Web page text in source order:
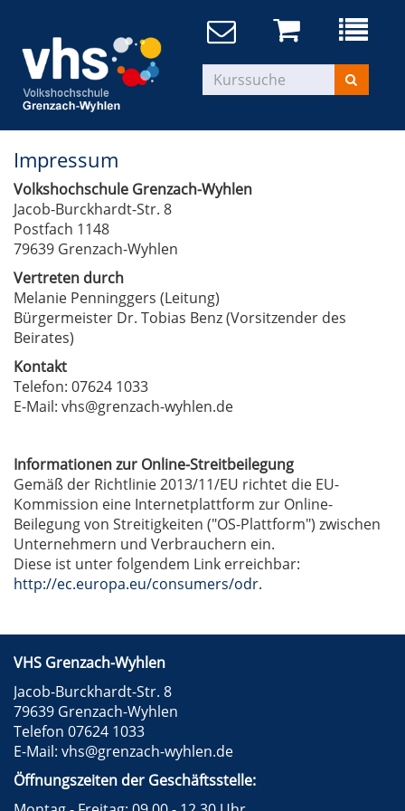
Impressum
Volkshochschule Grenzach-Wyhlen
Jacob-Burckhardt-Str. 8
Postfach 1148
79639 Grenzach-Wyhlen
Vertreten durch
Melanie Penninggers (Leitung)
Bürgermeister Dr. Tobias Benz (Vorsitzender des
Beirates)
Kontakt
Telefon: 07624 1033
E-Mail: vhs@grenzach-wyhlen.de
Informationen zur Online-Streitbeilegung
Gemäß der Richtlinie 2013/11/EU richtet die EU-
Kommission eine Internetplattform zur Online-
Beilegung von Streitigkeiten ("OS-Plattform") zwischen
Unternehmern und Verbrauchern ein.
Diese ist unter folgendem Link erreichbar:
http://ec.europa.eu/consumers/odr.
VHS Grenzach-Wyhlen
Jacob-Burckhardt-Str. 8
79639 Grenzach-Wyhlen
Telefon 07624 1033
E-Mail: vhs@grenzach-wyhlen.de
Öffnungszeiten der Geschäftsstelle: